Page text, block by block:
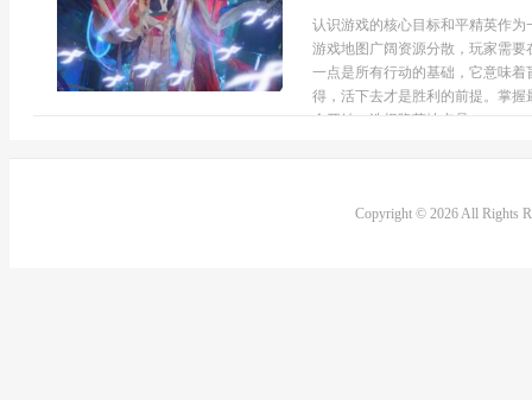
认识游戏的核心目标和平精英作
游戏地图广阔资源分散，玩家需
一点是所有行动的基础，它意味
得，活下去才是胜利的前提。掌
伞开始，选择降落地点是...
Copyright © 2026 All Rights